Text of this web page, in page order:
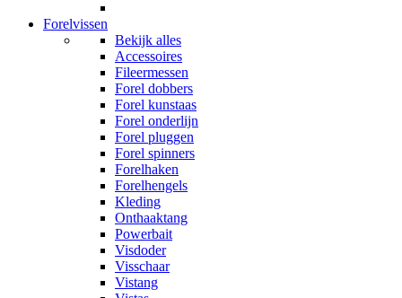
Forelvissen
Bekijk alles
Accessoires
Fileermessen
Forel dobbers
Forel kunstaas
Forel onderlijn
Forel pluggen
Forel spinners
Forelhaken
Forelhengels
Kleding
Onthaaktang
Powerbait
Visdoder
Visschaar
Vistang